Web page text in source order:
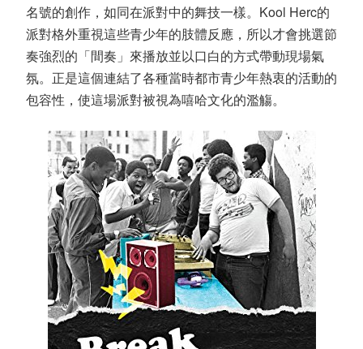
名號的創作，如同在派對中的舞技一樣。Kool Herc的
派對格外重視這些青少年的肢體反應，所以才會挑選節
奏強烈的「間奏」來播放並以口白的方式帶動現場氣
氛。正是這個連結了各種當時都市青少年熱衷的活動的
包容性，使這場派對被視為嘻哈文化的濫觴。